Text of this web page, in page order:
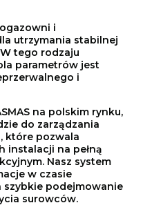
i
utrzymania stabilnej
tego rodzaju
parametrów jest
i
na polskim rynku,
do zarządzania
które pozwala
instalacji na pełną
Nasz system
w czasie
szybkie podejmowanie
surowców.